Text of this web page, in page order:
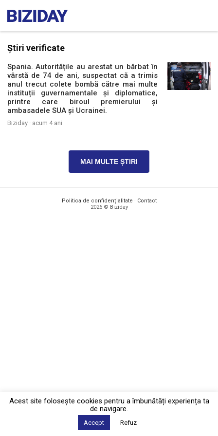
Știri verificate
Spania. Autoritățile au arestat un bărbat în
vârstă de 74 de ani, suspectat că a trimis
anul trecut colete bombă către mai multe
instituții guvernamentale și diplomatice,
printre care biroul premierului și
ambasadele SUA și Ucrainei.
Biziday · acum 4 ani
MAI MULTE ȘTIRI
Politica de confidențialitate · Contact
2026 © Biziday
Acest site foloseşte cookies pentru a îmbunătăți experiența ta
de navigare.
Accept Refuz